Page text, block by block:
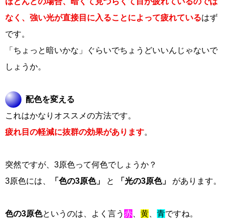
なく、強い光が直接目に入ることによって疲れているはず
です。
「ちょっと暗いかな」ぐらいでちょうどいいんじゃないで
しょうか。
配色を変える
これはかなりオススメの方法です。
疲れ目の軽減に抜群の効果があります。
突然ですが、3原色って何色でしょうか？
3原色には、
「色の3原色」 と 「光の3原色」 があります。
色の3原色というのは、よく言う 赤 黄 青ですね。